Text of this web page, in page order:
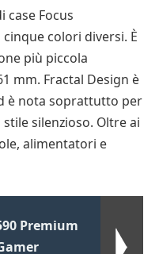
case Focus
cinque colori diversi. È
più piccola
mm. Fractal Design è
è nota soprattutto per
silenzioso. Oltre ai
alimentatori e
Premium